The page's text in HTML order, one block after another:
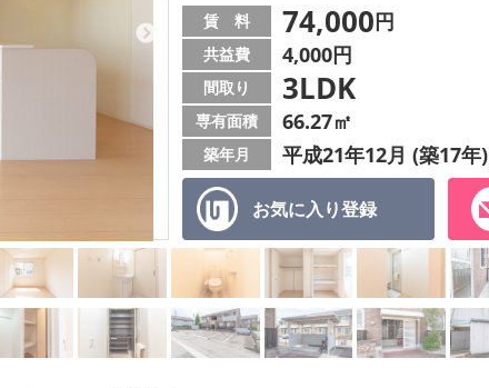
お気に入り登録
賃 料 74,000円
共益費 4,000円
間取り 3LDK
専有面積 66.27㎡
築年月 平成21年12月 (築17年)